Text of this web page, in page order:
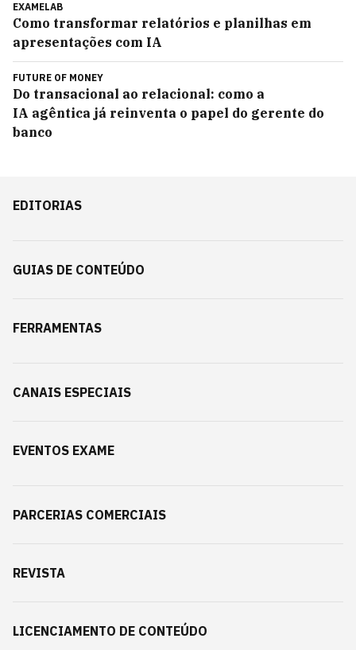
EXAMELAB
Como transformar relatórios e planilhas em
apresentações com IA
FUTURE OF MONEY
Do transacional ao relacional: como a
IA agêntica já reinventa o papel do gerente do
banco
EDITORIAS
GUIAS DE CONTEÚDO
FERRAMENTAS
CANAIS ESPECIAIS
EVENTOS EXAME
PARCERIAS COMERCIAIS
REVISTA
LICENCIAMENTO DE CONTEÚDO